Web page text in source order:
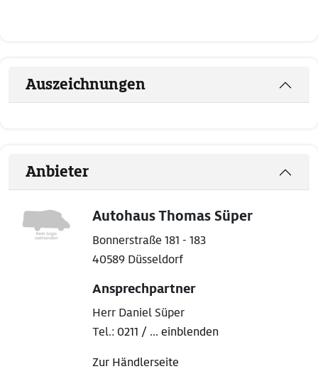
Auszeichnungen
Anbieter
Autohaus Thomas Süper
Bonnerstraße 181 - 183
40589 Düsseldorf
Ansprechpartner
Herr Daniel Süper
Tel.: 0211 / ... einblenden
Zur Händlerseite